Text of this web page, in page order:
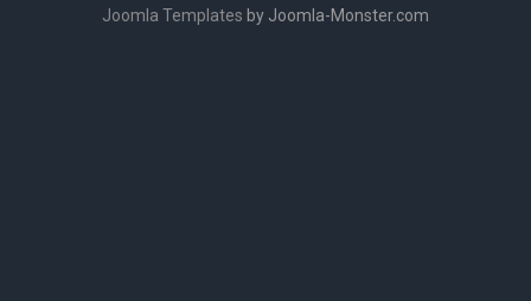
Joomla Templates by Joomla-Monster.com